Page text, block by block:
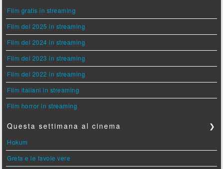
Film gratis in streaming
Film del 2025 in streaming
Film del 2024 in streaming
Film del 2023 in streaming
Film del 2022 in streaming
Film italiani in streaming
Film horror in streaming
Questa settimana al cinema ❯
Hokum
Greta e le favole vere